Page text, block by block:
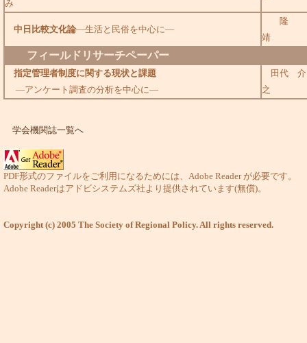
み
中日比較文化論―生活と民俗を中心に―
隆
靖
フィールドリサーチペーパー
指定管理者制度に関する現状と課題
―アンケート調査の分析を中心に―
田代 介
之
学会機関誌一覧へ
PDF形式のファイルをご利用になるためには、Adobe Reader が必要です。
Adobe Readerはアドビシステムズ社より提供されています(無償)。
Copyright (c) 2005 The Society of Regional Policy. All rights reserved.